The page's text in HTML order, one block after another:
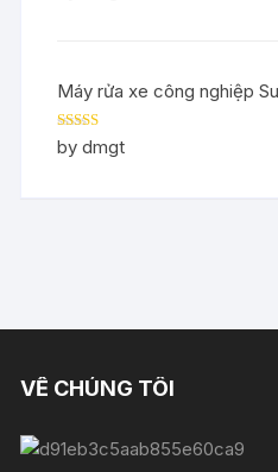
Máy rửa xe công nghiệp
Rated5out
of 5
by dmgt
VỀ CHÚNG TÔI